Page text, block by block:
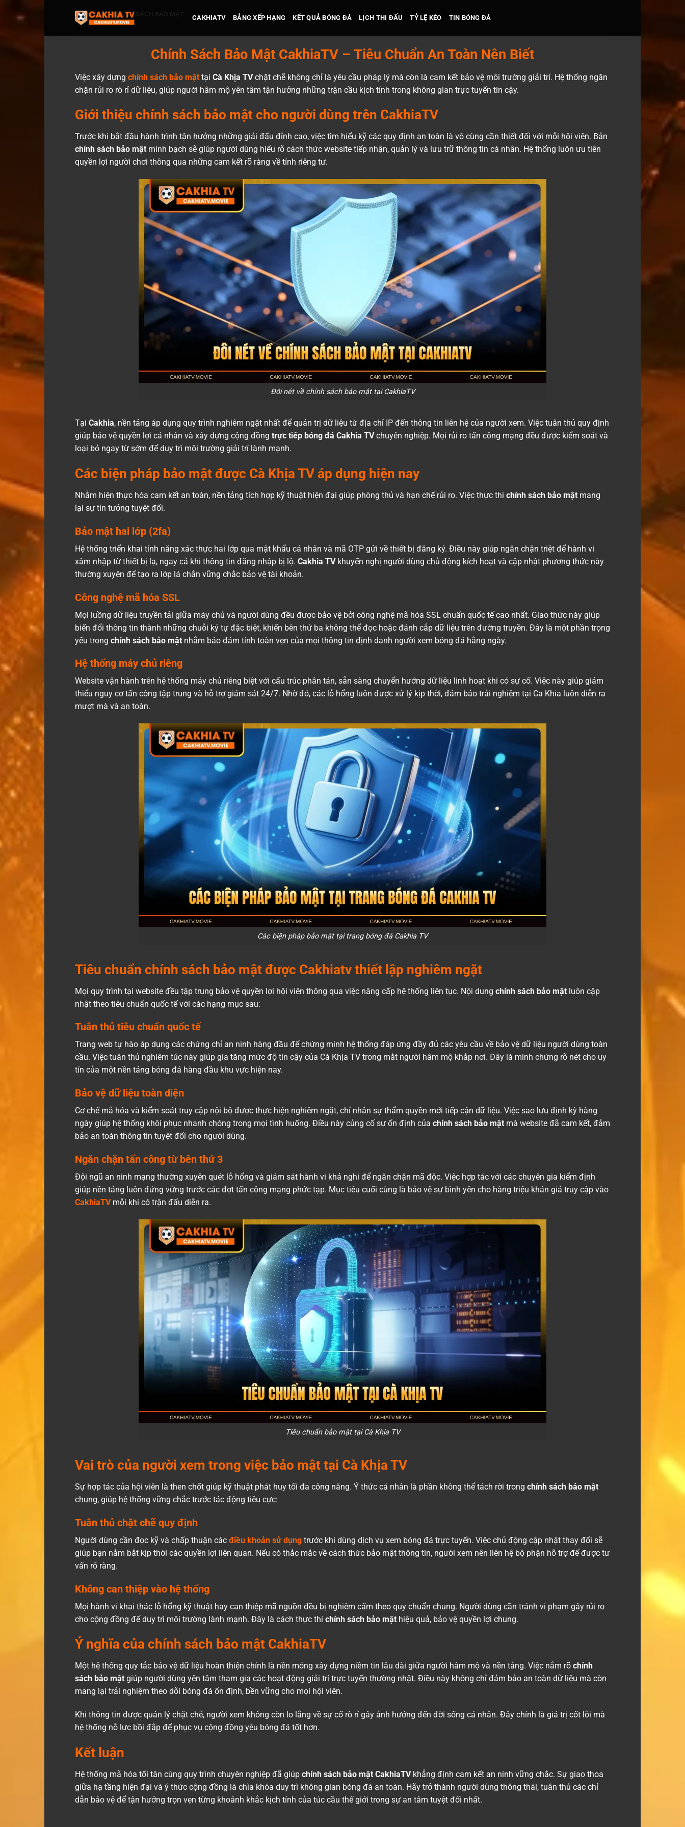
CAKHIATV BẢNG XẾP HẠNG KẾT QUẢ BÓNG ĐÁ LỊCH THI ĐẤU TỶ LỆ KÈO TIN BÓNG ĐÁ
Cakhia TV - CHÍNH SÁCH BẢO MẬT
Chính Sách Bảo Mật CakhiaTV – Tiêu Chuẩn An Toàn Nên Biết
Việc xây dựng chính sách bảo mật tại Cà Khịa TVchặt chẽ không chỉ là yêu cầu pháp lý mà còn là cam kết bảo vệ môi trường giải trí. Hệ thống ngăn
chặn rủi ro rò rỉ dữ liệu, giúp người hâm mộ yên tâm tận hưởng những trận cầu kịch tính trong không gian trực tuyến tin cậy.
Giới thiệu chính sách bảo mật cho người dùng trên CakhiaTV
Trước khi bắt đầu hành trình tận hưởng những giải đấu đỉnh cao, việc tìm hiểu kỹ các quy định an toàn là vô cùng cần thiết đối với mỗi hội viên. Bản
chính sách bảo mật minh bạch sẽ giúp người dùng hiểu rõ cách thức website tiếp nhận, quản lý và lưu trữ thông tin cá nhân. Hệ thống luôn ưu tiên
quyền lợi người chơi thông qua những cam kết rõ ràng về tính riêng tư.
Đôi nét về chính sách bảo mật tại CakhiaTV
Tại Cakhia, nền tảng áp dụng quy trình nghiêm ngặt nhất để quản trị dữ liệu từ địa chỉ IP đến thông tin liên hệ của người xem. Việc tuân thủ quy định
giúp bảo vệ quyền lợi cá nhân và xây dựng cộng đồng trực tiếp bóng đá Cakhia TVchuyên nghiệp. Mọi rủi ro tấn công mạng đều được kiểm soát và
loại bỏ ngay từ sớm để duy trì môi trường giải trí lành mạnh.
Các biện pháp bảo mật được Cà Khịa TV áp dụng hiện nay
Nhằm hiện thực hóa cam kết an toàn, nền tảng tích hợp kỹ thuật hiện đại giúp phòng thủ và hạn chế rủi ro. Việc thực thi chính sách bảo mật mang
lại sự tin tưởng tuyệt đối.
Bảo mật hai lớp (2fa)
Hệ thống triển khai tính năng xác thực hai lớp qua mật khẩu cá nhân và mã OTP gửi về thiết bị đăng ký. Điều này giúp ngăn chặn triệt để hành vi
xâm nhập từ thiết bị lạ, ngay cả khi thông tin đăng nhập bị lộ. Cakhia TVkhuyến nghị người dùng chủ động kích hoạt và cập nhật phương thức này
thường xuyên để tạo ra lớp lá chắn vững chắc bảo vệ tài khoản.
Công nghệ mã hóa SSL
Mọi luồng dữ liệu truyền tải giữa máy chủ và người dùng đều được bảo vệ bởi công nghệ mã hóa SSL chuẩn quốc tế cao nhất. Giao thức này giúp
biến đổi thông tin thành những chuỗi ký tự đặc biệt, khiến bên thứ ba không thể đọc hoặc đánh cắp dữ liệu trên đường truyền. Đây là một phần trọng
yếu trong chính sách bảo mật nhằm bảo đảm tính toàn vẹn của mọi thông tin định danh người xem bóng đá hằng ngày.
Hệ thống máy chủ riêng
Website vận hành trên hệ thống máy chủ riêng biệt với cấu trúc phân tán, sẵn sàng chuyển hướng dữ liệu linh hoạt khi có sự cố. Việc này giúp giảm
thiểu nguy cơ tấn công tập trung và hỗ trợ giám sát 24/7. Nhờ đó, các lỗ hổng luôn được xử lý kịp thời, đảm bảo trải nghiệm tại Ca Khia luôn diễn ra
mượt mà và an toàn.
Các biện pháp bảo mật tại trang bóng đá Cakhia TV
Tiêu chuẩn chính sách bảo mật được Cakhiatv thiết lập nghiêm ngặt
Mọi quy trình tại website đều tập trung bảo vệ quyền lợi hội viên thông qua việc nâng cấp hệ thống liên tục. Nội dung chính sách bảo mật luôn cập
nhật theo tiêu chuẩn quốc tế với các hạng mục sau:
Tuân thủ tiêu chuẩn quốc tế
Trang web tự hào áp dụng các chứng chỉ an ninh hàng đầu để chứng minh hệ thống đáp ứng đầy đủ các yêu cầu về bảo vệ dữ liệu người dùng toàn
cầu. Việc tuân thủ nghiêm túc này giúp gia tăng mức độ tin cậy của Cà Khịa TV trong mắt người hâm mộ khắp nơi. Đây là minh chứng rõ nét cho uy
tín của một nền tảng bóng đá hàng đầu khu vực hiện nay.
Bảo vệ dữ liệu toàn diện
Cơ chế mã hóa và kiểm soát truy cập nội bộ được thực hiện nghiêm ngặt, chỉ nhân sự thẩm quyền mới tiếp cận dữ liệu. Việc sao lưu định kỳ hàng
ngày giúp hệ thống khôi phục nhanh chóng trong mọi tình huống. Điều này củng cố sự ổn định của chính sách bảo mật mà website đã cam kết, đảm
bảo an toàn thông tin tuyệt đối cho người dùng.
Ngăn chặn tấn công từ bên thứ 3
Đội ngũ an ninh mạng thường xuyên quét lỗ hổng và giám sát hành vi khả nghi để ngăn chặn mã độc. Việc hợp tác với các chuyên gia kiểm định
giúp nền tảng luôn đứng vững trước các đợt tấn công mạng phức tạp. Mục tiêu cuối cùng là bảo vệ sự bình yên cho hàng triệu khán giả truy cập vào
CakhiaTVmỗi khi có trận đấu diễn ra.
Tiêu chuẩn bảo mật tại Cà Khịa TV
Vai trò của người xem trong việc bảo mật tại Cà Khịa TV
Sự hợp tác của hội viên là then chốt giúp kỹ thuật phát huy tối đa công năng. Ý thức cá nhân là phần không thể tách rời trong chính sách bảo mật
chung, giúp hệ thống vững chắc trước tác động tiêu cực:
Tuân thủ chặt chẽ quy định
Người dùng cần đọc kỹ và chấp thuận các điều khoản sử dụng trước khi dùng dịch vụ xem bóng đá trực tuyến. Việc chủ động cập nhật thay đổi sẽ
giúp bạn nắm bắt kịp thời các quyền lợi liên quan. Nếu có thắc mắc về cách thức bảo mật thông tin, người xem nên liên hệ bộ phận hỗ trợ để được tư
vấn rõ ràng.
Không can thiệp vào hệ thống
Mọi hành vi khai thác lỗ hổng kỹ thuật hay can thiệp mã nguồn đều bị nghiêm cấm theo quy chuẩn chung. Người dùng cần tránh vi phạm gây rủi ro
cho cộng đồng để duy trì môi trường lành mạnh. Đây là cách thực thi chính sách bảo mật hiệu quả, bảo vệ quyền lợi chung.
Ý nghĩa của chính sách bảo mật CakhiaTV
Một hệ thống quy tắc bảo vệ dữ liệu hoàn thiện chính là nền móng xây dựng niềm tin lâu dài giữa người hâm mộ và nền tảng. Việc nắm rõ chính
sách bảo mật giúp người dùng yên tâm tham gia các hoạt động giải trí trực tuyến thường nhật. Điều này không chỉ đảm bảo an toàn dữ liệu mà còn
mang lại trải nghiệm theo dõi bóng đá ổn định, bền vững cho mọi hội viên.
Khi thông tin được quản lý chặt chẽ, người xem không còn lo lắng về sự cố rò rỉ gây ảnh hưởng đến đời sống cá nhân. Đây chính là giá trị cốt lõi mà
hệ thống nỗ lực bồi đắp để phục vụ cộng đồng yêu bóng đá tốt hơn.
Kết luận
Hệ thống mã hóa tối tân cùng quy trình chuyên nghiệp đã giúp chính sách bảo mật CakhiaTVkhẳng định cam kết an ninh vững chắc. Sự giao thoa
giữa hạ tầng hiện đại và ý thức cộng đồng là chìa khóa duy trì không gian bóng đá an toàn. Hãy trở thành người dùng thông thái, tuân thủ các chỉ
dẫn bảo vệ để tận hưởng trọn vẹn từng khoảnh khắc kịch tính của túc cầu thế giới trong sự an tâm tuyệt đối nhất.